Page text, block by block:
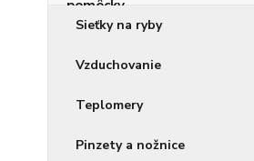
Sieťky na ryby
Vzduchovanie
Teplomery
Pinzety a nožnice